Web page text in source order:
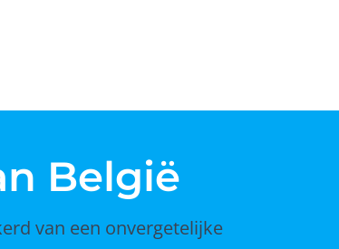
België
van een onvergetelijke